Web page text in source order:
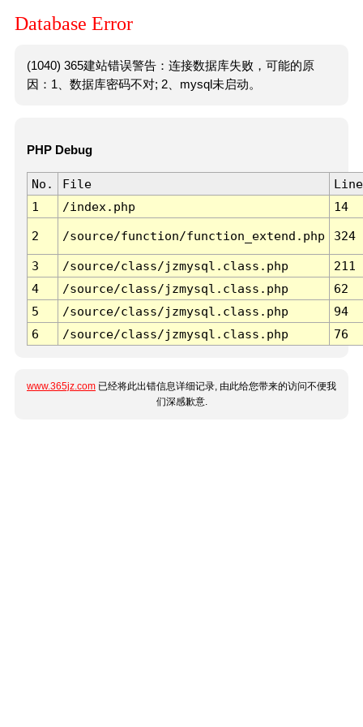
Database Error
(1040) 365建站错误警告：连接数据库失败，可能的原
因：1、数据库密码不对; 2、mysql未启动。
PHP Debug
No. File
Line
1
/index.php 14
2 /source/function/function_extend.php 324
3 /source/class/jzmysql.class.php
211
4
/source/class/jzmysql.class.php
62
5
/source/class/jzmysql.class.php
94
6
/source/class/jzmysql.class.php 76
www.365jz.com 已经将此出错信息详细记录, 由此给您带来的访问不便我
们深感歉意.